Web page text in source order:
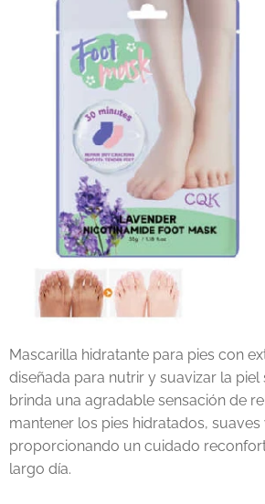
Mascarilla hidratante para pies con
diseñada para nutrir y suavizar la piel
brinda una agradable sensación de
mantener los pies hidratados, suaves
proporcionando un cuidado
largo día.